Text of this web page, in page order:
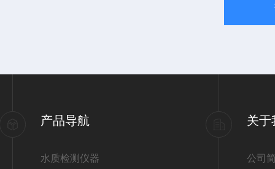
产品导航
水质检测仪器
关于
公司